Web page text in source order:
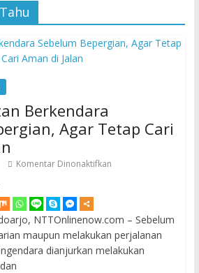
Berkendara
Agar Tetap Cari
Komentar Dinonaktifkan
NTTOnlinenow.com – Sebelum
maupun melakukan perjalanan
dianjurkan melakukan